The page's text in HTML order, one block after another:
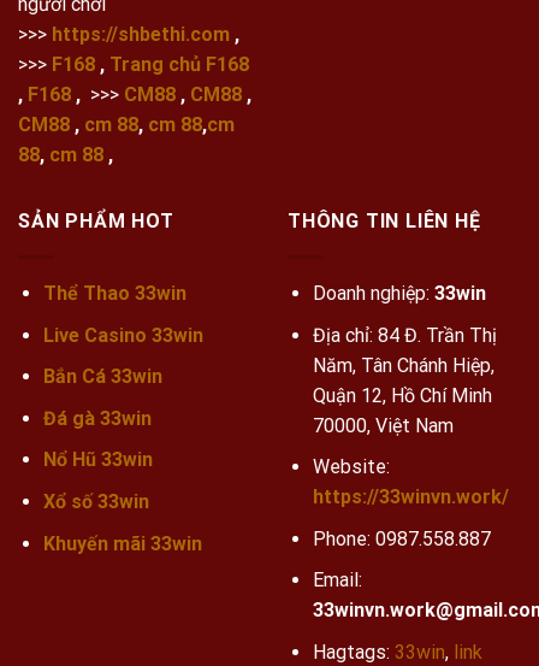
>>> https://shbethi.com ,
>>> F168 , Trang chủ F168
, F168 , >>> CM88 , CM88 ,
CM88 , cm 88, cm 88,cm
88, cm 88 ,
SẢN PHẨM HOT
Thể Thao 33win
Live Casino 33win
Bắn Cá 33win
Đá gà 33win
Nổ Hũ 33win
Xổ số 33win
Khuyến mãi33win
THÔNG TIN LIÊN HỆ
Doanh nghiệp: 33win
Địa chỉ: 84 Đ. Trần Thị
Năm, Tân Chánh Hiệp,
Quận 12, Hồ Chí Minh
70000, Việt Nam
Website:
https://33winvn.work/
Phone: 0987.558.887
Email:
Hagtags: 33win, link